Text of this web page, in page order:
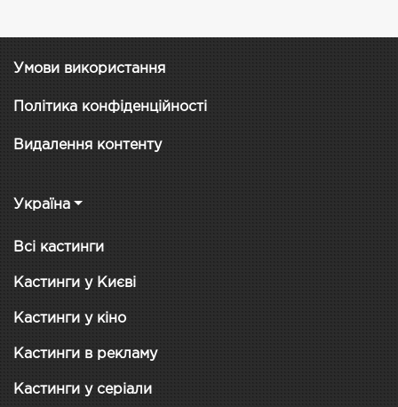
Умови використання
Політика конфіденційності
Видалення контенту
Україна
Всі кастинги
Кастинги у Києві
Кастинги у кіно
Кастинги в рекламу
Кастинги у серіали